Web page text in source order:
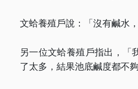
文蛤養殖戶說：「沒有鹹水
另一位文蛤養殖戶指出，「
了太多，結果池底鹹度都不夠